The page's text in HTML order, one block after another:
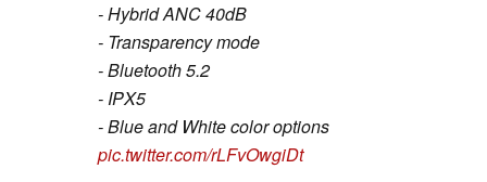
- Hybrid ANC 40dB
- Transparency mode
- Bluetooth 5.2
- IPX5
- Blue and White color options
pic.twitter.com/rLFvOwgiDt